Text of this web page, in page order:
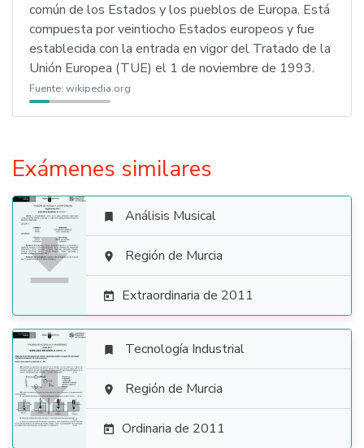
común de los Estados y los pueblos de Europa. Está
compuesta por veintiocho Estados europeos y fue
establecida con la entrada en vigor del Tratado de la
Unión Europea (TUE) el 1 de noviembre de 1993.
Fuente: wikipedia.org
Exámenes similares

 Análisis Musical
 Región de Murcia
 Extraordinaria de 2011

 Tecnología Industrial
 Región de Murcia
 Ordinaria de 2011